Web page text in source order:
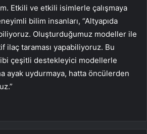
Etkili ve etkili isimlerle çalışmaya
bilim insanları, “Altyapıda
Oluşturduğumuz modeller ile
ilaç taraması yapabiliyoruz. Bu
çeşitli destekleyici modellerle
ayak uydurmaya, hatta öncülerden